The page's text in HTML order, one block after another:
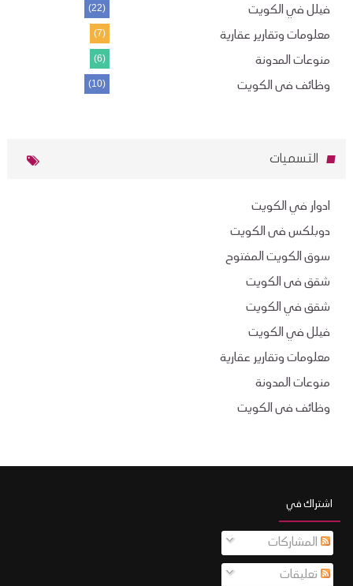
فيلل في الكويت (22)
معلومات وتقارير عقارية (7)
منوعات المدونة (6)
وظائف فى الكويت (10)
التسميات
ادوار في الكويت
دوبلكس فى الكويت
سوق الكويت المفتوح
شقق فى الكويت
شقق في الكويت
فيلل في الكويت
معلومات وتقارير عقارية
منوعات المدونة
وظائف فى الكويت
اشتراك في
المشاركات
تعليقات